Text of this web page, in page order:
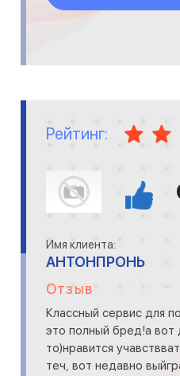
Рейтинг:
Имя клиента:
АНТОНПРОНЬ
Отзыв
Классный сервис для
это полный бред!а вот
то)нравится
теч, вот недавно